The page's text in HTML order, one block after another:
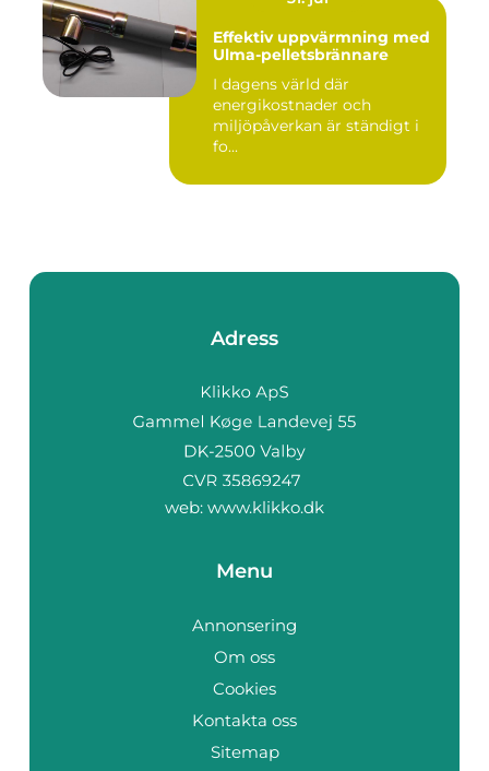
Effektiv uppvärmning med
Ulma-pelletsbrännare
I dagens värld där
energikostnader och
miljöpåverkan är ständigt i
fo...
Adress
web: www.klikko.dk
Menu
Annonsering
Om oss
Cookies
Kontakta oss
Sitemap